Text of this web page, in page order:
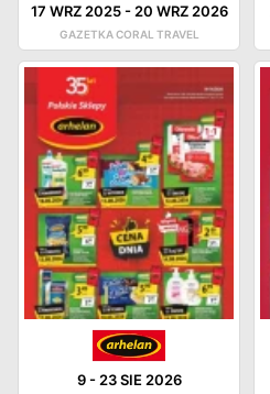
17 WRZ 2025- 20 WRZ 2026
GAZETKA CORAL TRAVEL
9- 23 SIE 2026